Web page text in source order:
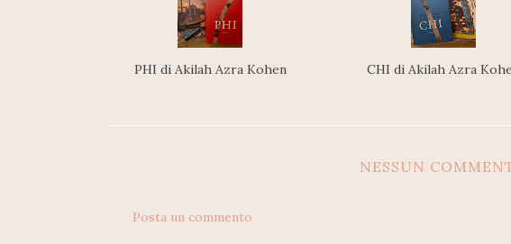
PHI di Akilah Azra Kohen CHI di Akilah Azra
NESSUN
Posta un commento